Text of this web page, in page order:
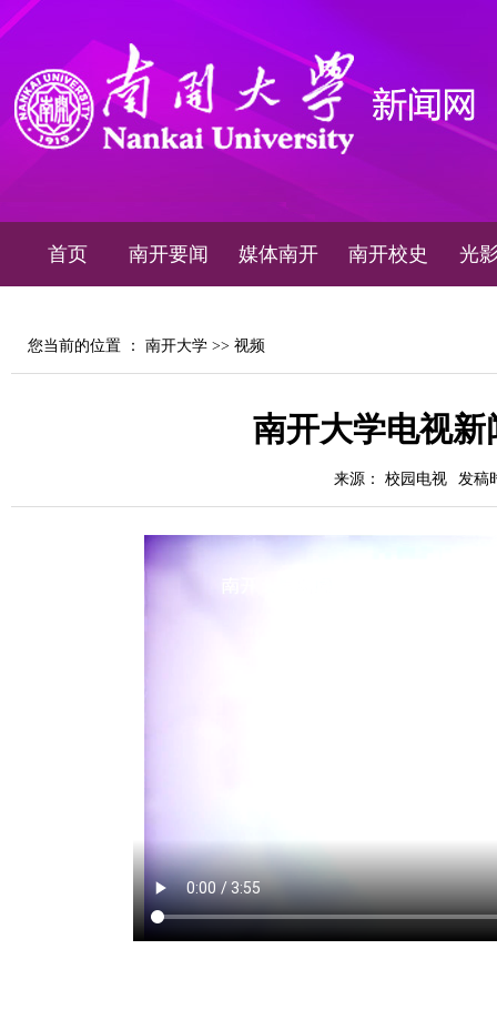
首页 南开要闻 媒体南开 南开校史 光
您当前的位置 ： 南开大学 >> 视频
南开大学电视新
来源： 校园电视 发稿